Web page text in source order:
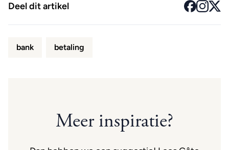
Deel dit artikel
bank betaling
Meer inspiratie?